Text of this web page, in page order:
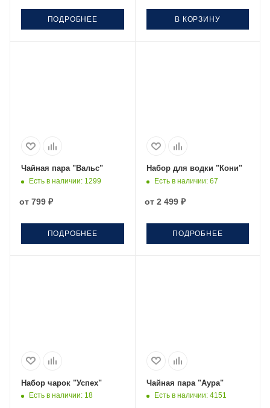
ПОДРОБНЕЕ В КОРЗИНУ
Чайная пара "Вальс"
Есть в наличии: 1299
от 799 ₽
ПОДРОБНЕЕ
Набор для водки "Кони"
Есть в наличии: 67
от 2 499 ₽
ПОДРОБНЕЕ
Набор чарок "Успех"
Есть в наличии: 18
Чайная пара "Аура"
Есть в наличии: 4151